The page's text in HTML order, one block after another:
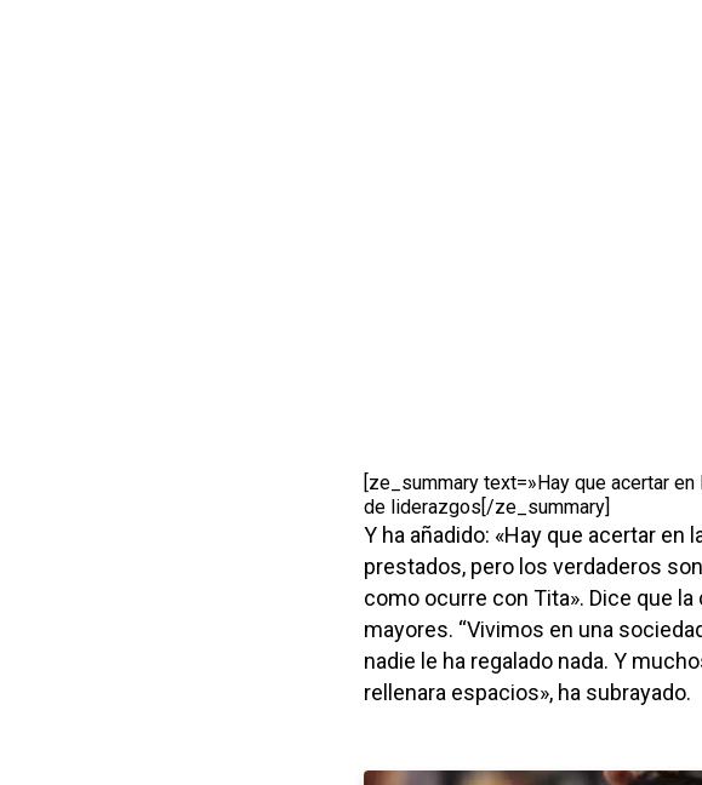
[ze_summary text=»Hay que acertar
de liderazgos[/ze_summary]
Y ha añadido: «Hay que acertar
prestados, pero los verdaderos
como ocurre con Tita». Dice que
mayores. “Vivimos en una
nadie le ha regalado nada. Y
rellenara espacios», ha subrayado.